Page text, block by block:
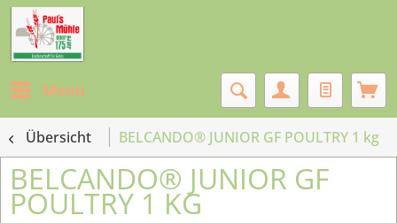
Menü
Übersicht BELCANDO® JUNIOR GF POULTRY 1 kg
BELCANDO® JUNIOR GF
POULTRY 1 KG